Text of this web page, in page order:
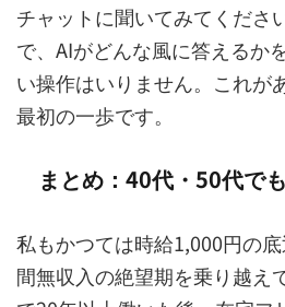
チャットに聞いてみてくださ
で、AIがどんな風に答えるか
い操作はいりません。これが
最初の一歩です。
まとめ：40代・50代で
私もかつては時給1,000円の
間無収入の絶望期を乗り越え